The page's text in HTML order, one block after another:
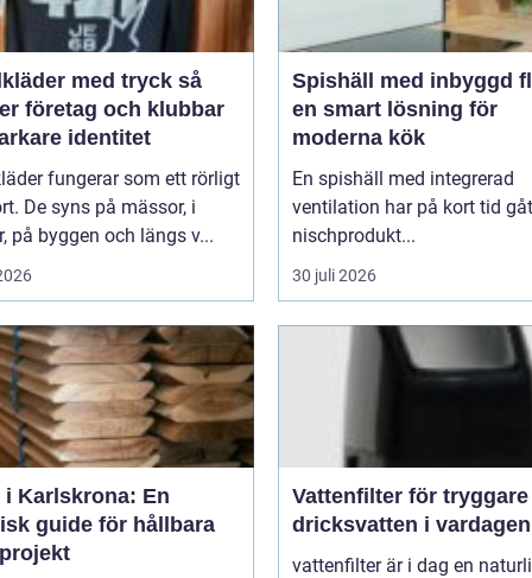
med tryck så
företag och klubbar
identitet
fungerar som ett rörligt
De syns på mässor, i
på byggen och längs v...
Spishäll med inbyggd
en smart lösning för
moderna kök
En spishäll med integrerad
ventilation har på kort tid
nischprodukt...
30 juli 2026
i Karlskrona: En
guide för hållbara
Vattenfilter för tryggare
dricksvatten i vardagen
vattenfilter är i dag en